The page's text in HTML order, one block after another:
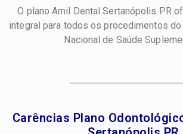
O plano Amil Dental Sertanópolis PR
integral para todos os procedimentos do
Nacional de Saúde
Carências Plano